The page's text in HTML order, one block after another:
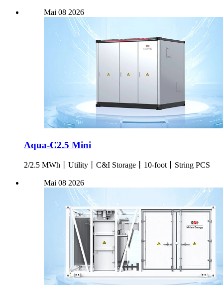
Mai 08 2026
Aqua-C2.5 Mini
2/2.5 MWh丨Utility丨C&I Storage丨10-foot丨String PCS
Mai 08 2026